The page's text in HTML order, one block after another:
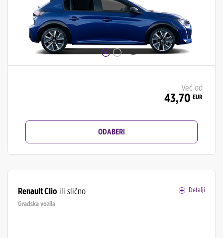
Već od
43,70 EUR
ODABERI
Renault Clio ili slično
Detalji
Gradska vozila